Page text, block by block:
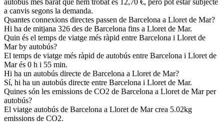
autobús més barat que hem trobat és 12,70 €, però pot estar subjecte
a canvis segons la demanda.
Quantes connexions directes passen de Barcelona a Lloret de Mar?
Hi ha de mitjana 326 des de Barcelona fins a Lloret de Mar.
Quin és el temps de viatge més ràpid entre Barcelona i Lloret de
Mar by autobús?
El temps de viatge més ràpid de autobús entre Barcelona i Lloret de
Mar és 0 h i 55 min.
Hi ha un autobús directe de Barcelona a Lloret de Mar?
Sí, hi ha un autobús directe entre Barcelona i Lloret de Mar.
Quines són les emissions de CO2 de Barcelona a Lloret de Mar per
autobús?
El viatge autobús de Barcelona a Lloret de Mar crea 5.02kg
emissions de CO2.